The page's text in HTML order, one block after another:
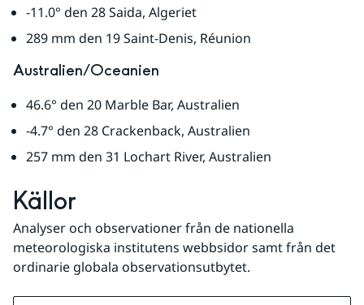
-11.0° den 28 Saida, Algeriet
289 mm den 19 Saint-Denis, Réunion
Australien/Oceanien
46.6° den 20 Marble Bar, Australien
-4.7° den 28 Crackenback, Australien
257 mm den 31 Lochart River, Australien
Källor
Analyser och observationer från de nationella
meteorologiska institutens webbsidor samt från det
ordinarie globala observationsutbytet.